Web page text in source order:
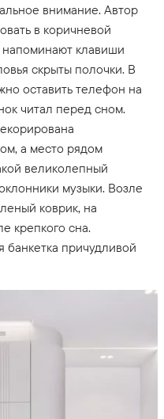
внимание. Автор
в коричневой
клавиши
скрыты полочки. В
оставить телефон на
читал перед сном.
а место рядом
великолепный
музыки. Возле
коврик, на
крепкого сна.
банкетка причудливой